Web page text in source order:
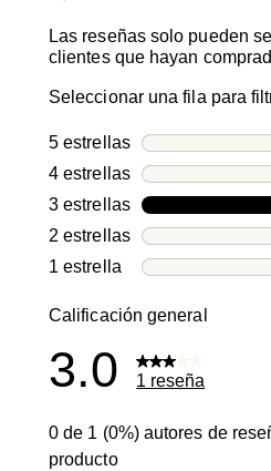
Las reseñas solo pueden
clientes que hayan
Seleccionar una fila para
5 estrellasestrellas
4 estrellasestrellas
3 estrellasestrellas
2 estrellasestrellas
1 estrellaestrellas
Calificación general
3.0 1 reseña
0 de 1 (0%) autores de
producto